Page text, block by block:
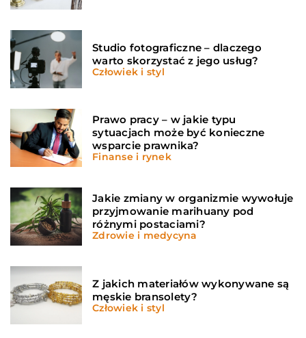
Studio fotograficzne – dlaczego
warto skorzystać z jego usług?
Człowiek i styl
Prawo pracy – w jakie typu
sytuacjach może być konieczne
wsparcie prawnika?
Finanse i rynek
Jakie zmiany w organizmie wywołuje
przyjmowanie marihuany pod
różnymi postaciami?
Zdrowie i medycyna
Z jakich materiałów wykonywane są
męskie bransolety?
Człowiek i styl